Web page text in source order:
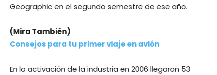
Geographic en el segundo semestre de ese año.
(Mira También)
Consejos para tu primer viaje en avión
En la activación de la industria en 2006 llegaron 53